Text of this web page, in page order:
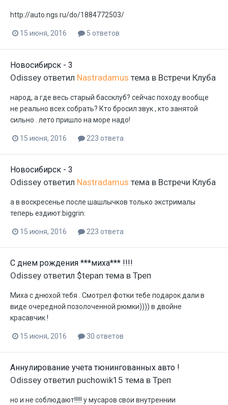
http://auto.ngs.ru/do/1884772503/
15 июня, 2016 5 ответов
Новосибирск - 3
Odissey ответил Nastradamus тема в Встречи Клуба
народ, а где весь старый бассклуб? сейчас походу вообще
не реально всех собрать? Кто бросил звук , кто занятой
сильно . лето пришло на море надо!
15 июня, 2016 223 ответа
Новосибирск - 3
Odissey ответил Nastradamus тема в Встречи Клуба
а в воскресенье после шашлычков только экстрималы
теперь ездиют:biggrin:
15 июня, 2016 223 ответа
С днем рождения ***миха*** !!!!
Odissey ответил $tepan тема в Треп
Миха с днюхой тебя . Смотрел фотки тебе подарок дали в
виде очередной позолоченной рюмки)))) в двойне
красавчик !
15 июня, 2016 30 ответов
Аннулирование учета тюнингованных авто !
Odissey ответил puchowik15 тема в Треп
но и не соблюдают!!!!! у мусаров свои внутреннии